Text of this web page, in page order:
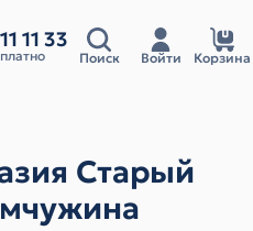
11 33
Поиск Войти Корзина
Старый